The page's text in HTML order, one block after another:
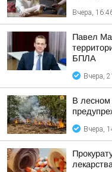
Вчера,
Павел
БПЛА
Вчера,
В лесном
Вчера,